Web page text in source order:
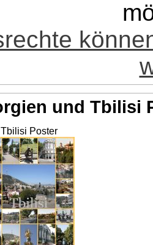
und Tbilisi
Tbilisi Poster